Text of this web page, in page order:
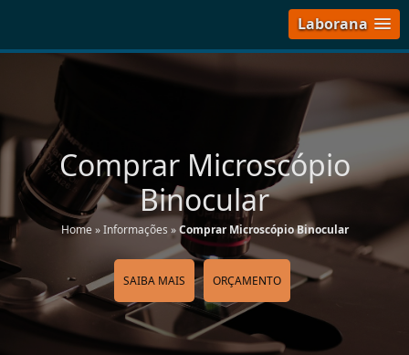
Laborana
Comprar Microscópio
Binocular
Home»Informações »Comprar Microscópio Binocular
SAIBA MAIS ORÇAMENTO